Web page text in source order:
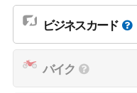
ビジネスカード
バイク